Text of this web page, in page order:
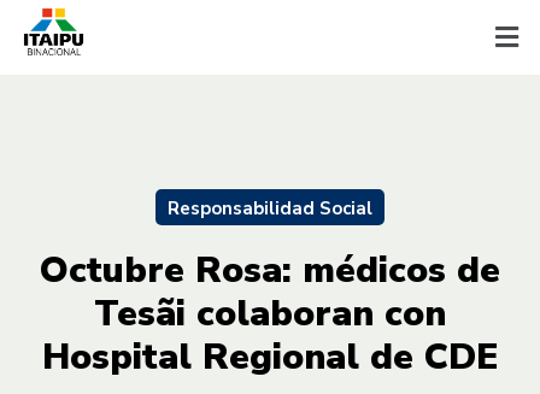
Responsabilidad Social
Octubre Rosa: médicos de
Tesãi colaboran con
Hospital Regional de CDE